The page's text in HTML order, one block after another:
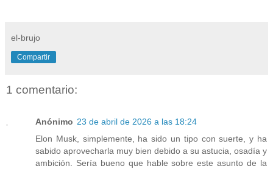
el-brujo
Compartir
1 comentario:
Anónimo 23 de abril de 2026 a las 18:24
Elon Musk, simplemente, ha sido un tipo con suerte, y ha
sabido aprovecharla muy bien debido a su astucia, osadía y
ambición. Sería bueno que hable sobre este asunto de la